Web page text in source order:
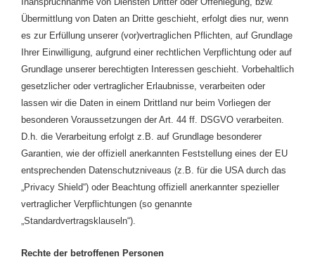
Übermittlung von Daten an Dritte geschieht, erfolgt dies nur, wenn
es zur Erfüllung unserer (vor)vertraglichen Pflichten, auf Grundlage
Ihrer Einwilligung, aufgrund einer rechtlichen Verpflichtung oder auf
Grundlage unserer berechtigten Interessen geschieht. Vorbehaltlich
gesetzlicher oder vertraglicher Erlaubnisse, verarbeiten oder
lassen wir die Daten in einem Drittland nur beim Vorliegen der
besonderen Voraussetzungen der Art. 44 ff. DSGVO verarbeiten.
D.h. die Verarbeitung erfolgt z.B. auf Grundlage besonderer
Garantien, wie der offiziell anerkannten Feststellung eines der EU
entsprechenden Datenschutzniveaus (z.B. für die USA durch das
„Privacy Shield“) oder Beachtung offiziell anerkannter spezieller
vertraglicher Verpflichtungen (so genannte
„Standardvertragsklauseln“).
Rechte der betroffenen Personen